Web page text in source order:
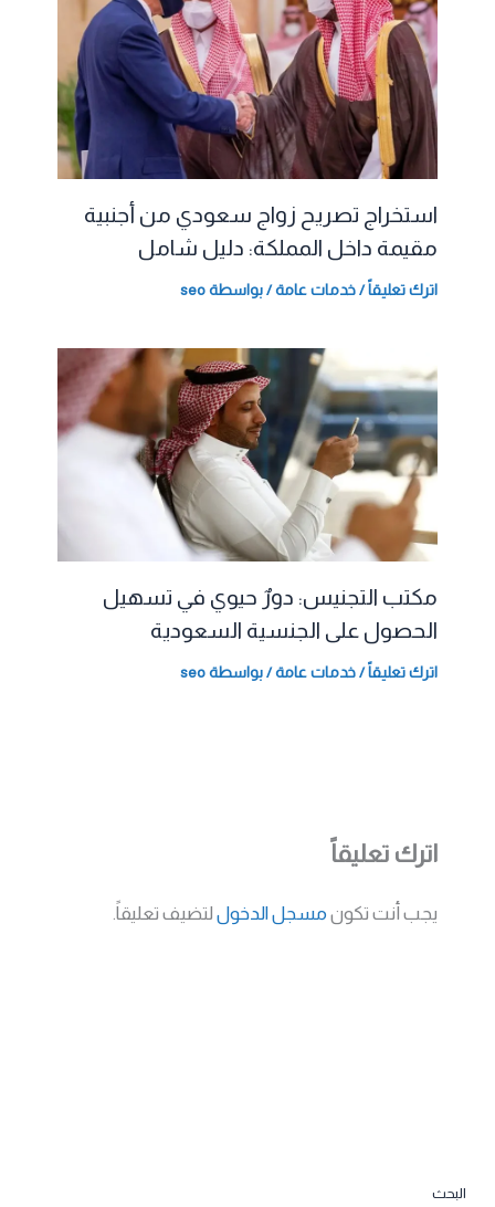
استخراج تصريح زواج سعودي من أجنبية
مقيمة داخل المملكة: دليل شامل
اترك تعليقاً/خدمات عامة/ بواسطة seo
مكتب التجنيس: دورٌ حيوي في تسهيل
الحصول على الجنسية السعودية
اترك تعليقاً/خدمات عامة/ بواسطة seo
اترك تعليقاً
يجب أنت تكون مسجل الدخوللتضيف تعليقاً.
البحث